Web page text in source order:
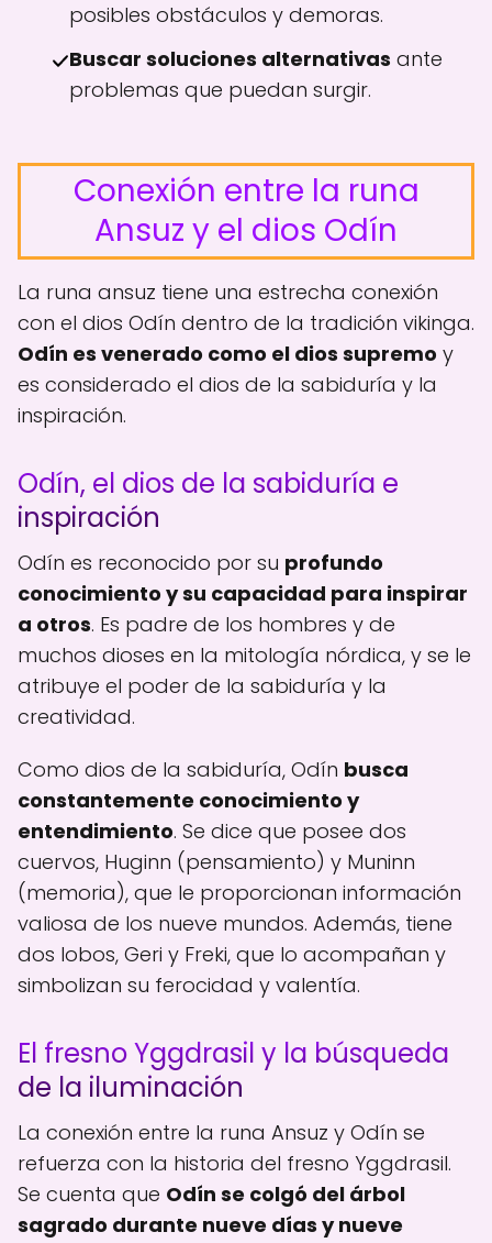
posibles obstáculos y demoras.
Buscar soluciones alternativas ante
problemas que puedan surgir.
Conexión entre la runa
Ansuz y el dios Odín
La runa ansuz tiene una estrecha conexión
con el dios Odín dentro de la tradición vikinga.
Odín es venerado como el dios supremo y
es considerado el dios de la sabiduría y la
inspiración.
Odín, el dios de la sabiduría e
inspiración
Odín es reconocido por su profundo
conocimiento y su capacidad para inspirar
a otros. Es padre de los hombres y de
muchos dioses en la mitología nórdica, y se le
atribuye el poder de la sabiduría y la
creatividad.
Como dios de la sabiduría, Odín busca
constantemente conocimiento y
entendimiento. Se dice que posee dos
cuervos, Huginn (pensamiento) y Muninn
(memoria), que le proporcionan información
valiosa de los nueve mundos. Además, tiene
dos lobos, Geri y Freki, que lo acompañan y
simbolizan su ferocidad y valentía.
El fresno Yggdrasil y la búsqueda
de la iluminación
La conexión entre la runa Ansuz y Odín se
refuerza con la historia del fresno Yggdrasil.
Se cuenta que Odín se colgó del árbol
sagrado durante nueve días y nueve